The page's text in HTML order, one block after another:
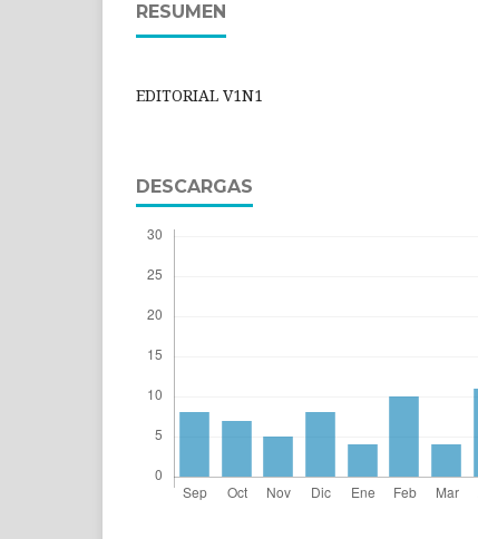
RESUMEN
EDITORIAL V1N1
DESCARGAS